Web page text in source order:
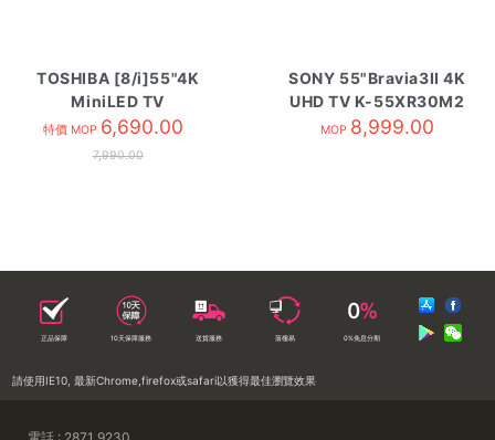
TOSHIBA [8/i]55"4K
MiniLED TV
55Z670SK
特價 MOP 6,690.00
7,990.00
SONY 55"Bravia3II 4K
UHD TV K-55XR30M2
MOP 8,999.00
正品保障 10天保障服務 送貨服務 落樓易 0%免息分期
請使用IE10, 最新Chrome,firefox或safari以獲得最佳瀏覽效果